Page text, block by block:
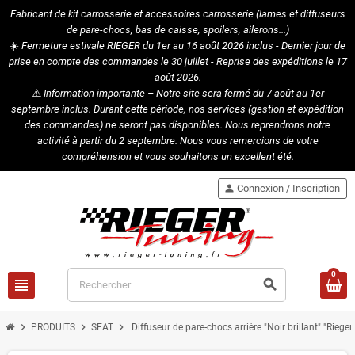
Fabricant de kit carrosserie et accessoires carrosserie (lames et diffuseurs
de pare-chocs, bas de caisse, spoilers, ailerons...)
☀️ Fermeture estivale RIEGER du 1er au 16 août 2026 inclus - Dernier jour de
prise en compte des commandes le 30 juillet - Reprise des expéditions le 17
août 2026.
⚠️Information importante – Notre site sera fermé du 7 août au 1er
septembre inclus. Durant cette période, nos services (gestion et expédition
des commandes) ne seront pas disponibles. Nous reprendrons notre
activité à partir du 2 septembre. Nous vous remercions de votre
compréhension et vous souhaitons un excellent été.
view_headline search
person Connexion / Inscription
0
chevron_right PRODUITS chevron_right SEAT chevron_right Diffuseur de pare-chocs arrière "Noir brillant" "Rieger